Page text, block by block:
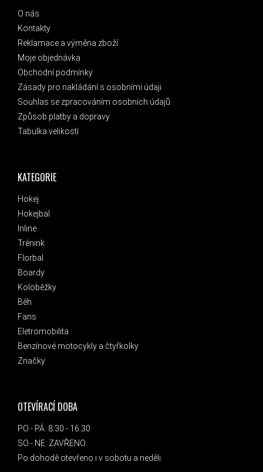
KATEGORIE
Hokej
Hokejbal
Inline
Trénink
Florbal
Boardy
Koloběžky
Běh
Fans
Eletromobilita
Benzínové motocykly a čtyřkolky
Značky
O nás
Kontakty
Reklamace a výměna zboží
Moje objednávka
Obchodní podmínky
Zásady pro nakládání s osobními údaji
Souhlas se zpracováním osobních údajů
Způsob platby a dopravy
Tabulka velikostí
OTEVÍRACÍ DOBA
PO - PÁ: 8:30 - 16:30
SO - NE: ZAVŘENO
Po dohodě otevřeno i v sobotu a neděli.